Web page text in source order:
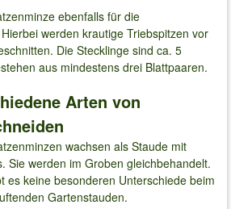
ebenfalls für die
werden krautige Triebspitzen vor
Die Stecklinge sind ca. 5
aus mindestens drei Blattpaaren.
Arten von
wachsen als Staude mit
Sie werden im Groben gleichbehandelt.
es keine besonderen Unterschiede beim
Gartenstauden.